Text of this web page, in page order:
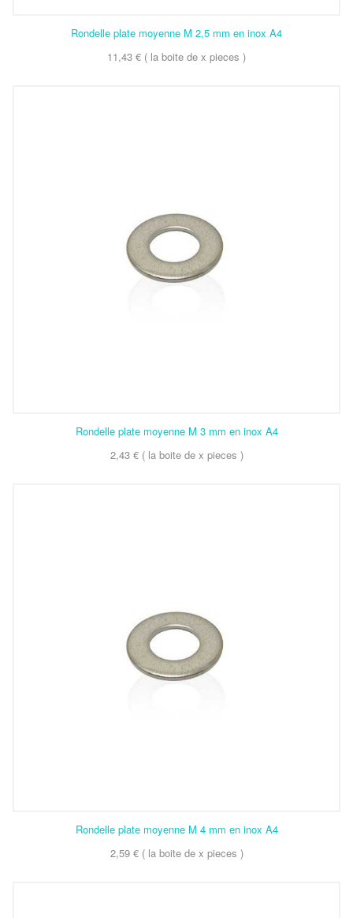
Rondelle plate moyenne M 2,5 mm en inox A4
11,43 € ( la boite de x pieces )
Rondelle plate moyenne M 3 mm en inox A4
2,43 € ( la boite de x pieces )
Rondelle plate moyenne M 4 mm en inox A4
2,59 € ( la boite de x pieces )